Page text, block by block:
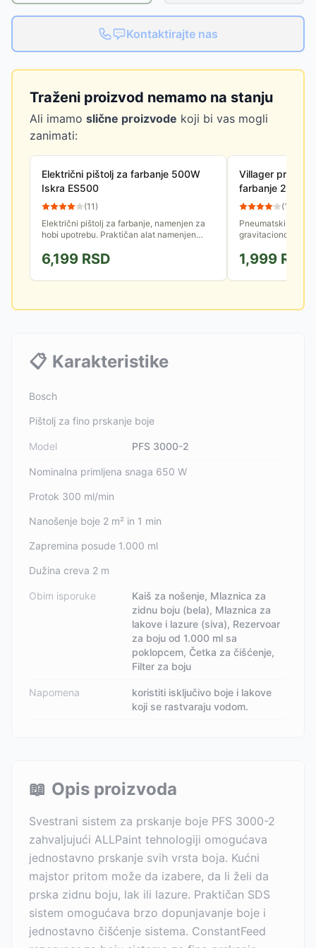
Kontaktirajte nas
Traženi proizvod nemamo na stanju
Ali imamo slične proizvode koji bi vas mogli
zanimati:
Električni pištolj za farbanje 500W
Iskra ES500
(11)
Električni pištolj za farbanje, namenjen za
hobi upotrebu. Praktičan alat namenjen
površine.
6,199 RSD
Villager
farbanje 2000
(154
Pneumatski pištolj
gravitacionom
Protok fluida: 70-
za...
1,999 RSD
📋 Karakteristike
Bosch
Pištolj za fino prskanje boje
Model PFS 3000-2
Nominalna primljena snaga 650 W
Protok 300 ml/min
Nanošenje boje 2 m² in 1 min
Zapremina posude 1.000 ml
Dužina creva 2 m
Obim isporuke
Kaiš za nošenje, Mlaznica za
zidnu boju (bela), Mlaznica za
lakove i lazure (siva), Rezervoar
za boju od 1.000 ml sa
poklopcem, Četka za čišćenje,
Filter za boju
Napomena
koristiti isključivo boje i lakove
koji se rastvaraju vodom.
📖 Opis proizvoda
Svestrani sistem za prskanje boje PFS 3000-2
zahvaljujući ALLPaint tehnologiji omogućava
jednostavno prskanje svih vrsta boja. Kućni
majstor pritom može da izabere, da li želi da
prska zidnu boju, lak ili lazure. Praktičan SDS
sistem omogućava brzo dopunjavanje boje i
jednostavno čišćenje sistema. ConstantFeed